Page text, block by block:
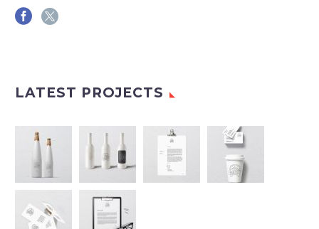
LATEST PROJECTS